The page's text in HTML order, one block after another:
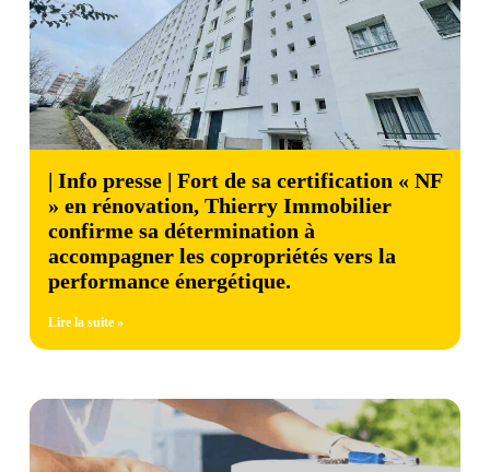
| Info presse | Fort de sa certification « NF
» en rénovation, Thierry Immobilier
confirme sa détermination à
accompagner les copropriétés vers la
performance énergétique.
Lire la suite »